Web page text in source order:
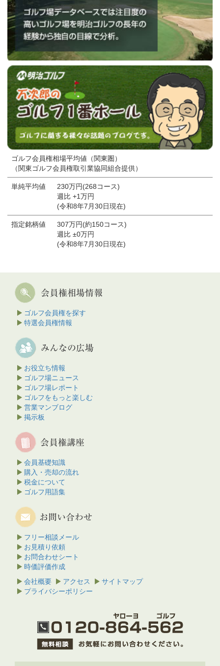
ゴルフ会員権相場平均値（関東圏）
（関東ゴルフ会員権取引業協同組合提供）
単純平均値
230万円(268コース)
週比 +1万円
(令和8年7月30日現在)
指定銘柄値
307万円(約150コース)
週比 ±0万円
(令和8年7月30日現在)
ゴルフ会員権を探す
特選会員権情報
お役立ち情報
ゴルフ場ニュース
ゴルフ場レポート
ゴルフをもっと楽しむ
営業マンブログ
掲示板
会員基礎知識
購入・売却の流れ
税金について
ゴルフ用語集
フリー相談メール
お見積り依頼
お問合わせシート
時価評価作成
会社概要
アクセス
サイトマップ
プライバシーポリシー